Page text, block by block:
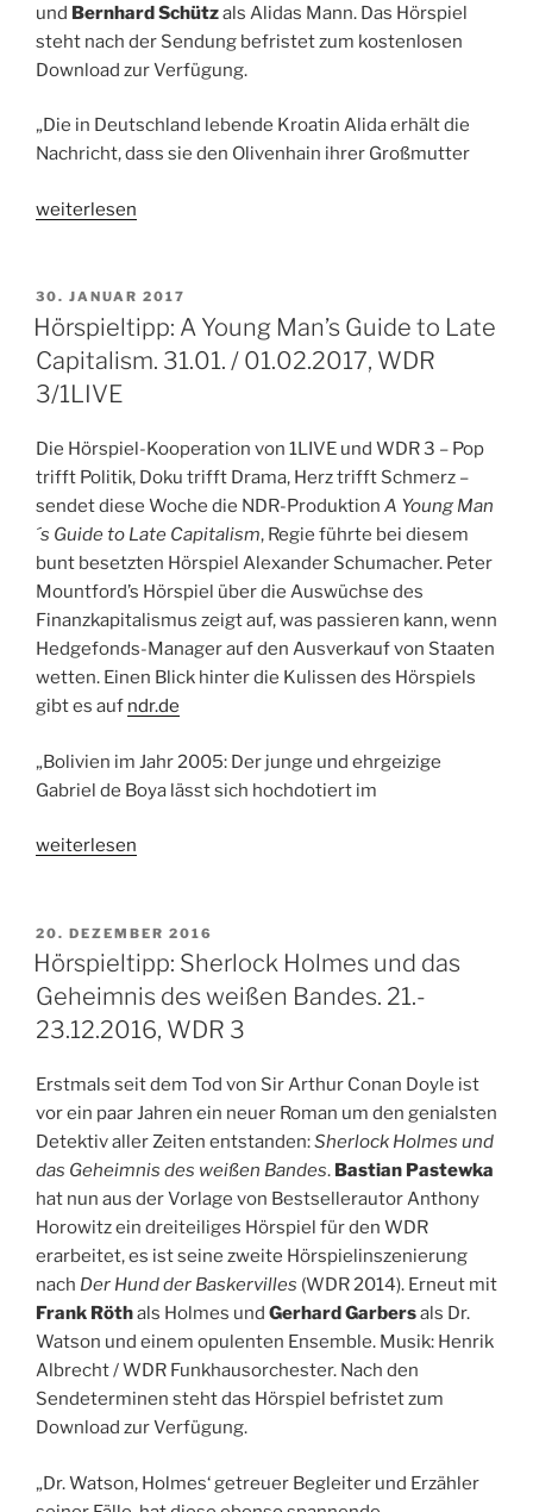
und Bernhard Schützals Alidas Mann. Das Hörspiel
steht nach der Sendung befristet zum kostenlosen
Download zur Verfügung.
„Die in Deutschland lebende Kroatin Alida erhält die
Nachricht, dass sie den Olivenhain ihrer Großmutter
„Hörspieltipp:
Hörspiel
in
2
Teilen
von
Alida
Bremer.
&
02.
März
2017,
WDR
weiterlesen
VERÖFFENTLICHT
AM
30. JANUAR 2017
Hörspieltipp: A Young Man’s Guide to Late
Capitalism. 31.01. / 01.02.2017, WDR
3/1LIVE
Die Hörspiel-Kooperation von 1LIVE und WDR 3 – Pop
trifft Politik, Doku trifft Drama, Herz trifft Schmerz –
sendet diese Woche die NDR-Produktion A Young Man
´s Guide to Late Capitalism, Regie führte bei diesem
bunt besetzten Hörspiel Alexander Schumacher. Peter
Mountford’s Hörspiel über die Auswüchse des
Finanzkapitalismus zeigt auf, was passieren kann, wenn
Hedgefonds-Manager auf den Ausverkauf von Staaten
wetten. Einen Blick hinter die Kulissen des Hörspiels
gibt es auf ndr.de
„Bolivien im Jahr 2005: Der junge und ehrgeizige
Gabriel de Boya lässt sich hochdotiert im
„Hörspieltipp:
Man’s
Guide
to
Late
Capitalism.
31.01.
01.02.2017,
WDR
3/1LIVE“
weiterlesen
VERÖFFENTLICHT
AM
20. DEZEMBER 2016
Hörspieltipp: Sherlock Holmes und das
Geheimnis des weißen Bandes. 21.-
23.12.2016, WDR 3
Erstmals seit dem Tod von Sir Arthur Conan Doyle ist
vor ein paar Jahren ein neuer Roman um den genialsten
Detektiv aller Zeiten entstanden:Sherlock Holmes und
das Geheimnis des weißen Bandes. Bastian Pastewka
hat nun aus der Vorlage von Bestsellerautor Anthony
Horowitz ein dreiteiliges Hörspiel für den WDR
erarbeitet, es ist seine zweite Hörspielinszenierung
nach Der Hund der Baskervilles (WDR 2014). Erneut mit
Frank Röthals Holmes und Gerhard Garbersals Dr.
Watson und einem opulenten Ensemble. Musik: Henrik
Albrecht / WDR Funkhausorchester. Nach den
Sendeterminen steht das Hörspiel befristet zum
Download zur Verfügung.
„Dr. Watson, Holmes‘ getreuer Begleiter und Erzähler